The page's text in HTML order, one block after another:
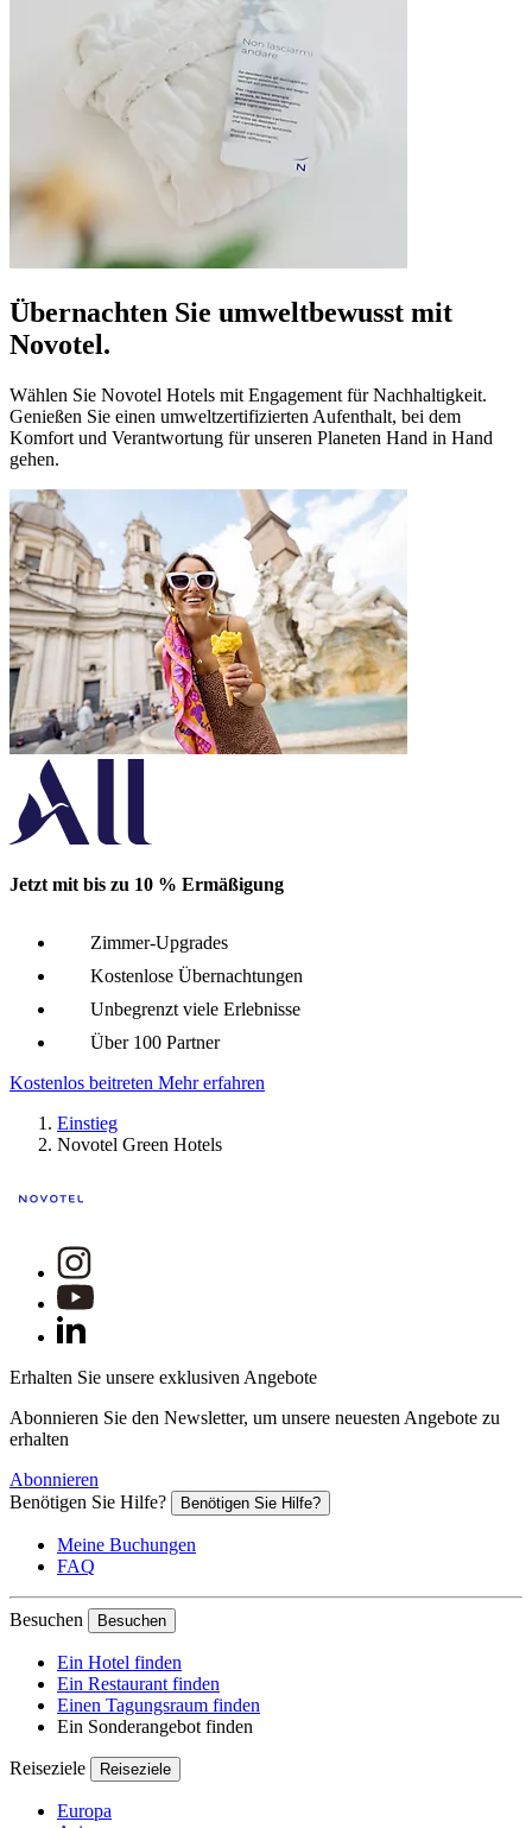
Übernachten Sie umweltbewusst mit
Novotel.
Wählen Sie Novotel Hotels mit Engagement für Nachhaltigkeit.
Genießen Sie einen umweltzertifizierten Aufenthalt, bei dem
Komfort und Verantwortung für unseren Planeten Hand in Hand
gehen.
Novotel Toronto Centre
Toronto, Kanada
Das Novotel Toronto Centre ist Teil der Stadtgeschichte. Es
Novotel Lille Centre Grand-Place
Lille, Frankreich
Kommen Sie und erfreuen Sie sich der geselligen
Toronto, Kanada
Willkommen im Novotel Toronto North York, wo moderner
Marseille, Frankreich
Das Novotel Marseille Vieux-Port begrüßt Sie im Herzen von
Novotel Bayeux
Bayeux, Frankreich
Das 15 Gehminuten vom historischen Zentrum entfernte
Novotel Luxembourg Kirchberg
Luxemburg, Luxemburg
Situé au coeur du quartier européen de Kirchberg, le Novotel
Kuala Lumpur, Malaysia
Das Hotel liegt günstig im Goldenen Dreieck von Kuala
Jetzt mit bis zu 10 % Ermäßigung
Zimmer-Upgrades
Kostenlose Übernachtungen
Unbegrenzt viele Erlebnisse
Über 100 Partner
Kostenlos beitreten Mehr erfahren
Einstieg
Novotel Green Hotels
Erhalten Sie unsere exklusiven Angebote
Abonnieren Sie den Newsletter, um unsere neuesten Angebote zu
erhalten
Abonnieren
Benötigen Sie Hilfe?
Benötigen Sie Hilfe?
Meine Buchungen
FAQ
Besuchen Besuchen
Ein Hotel finden
Ein Restaurant finden
Einen Tagungsraum finden
Ein Sonderangebot finden
Reiseziele Reiseziele
Europa